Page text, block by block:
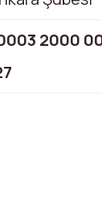
2000